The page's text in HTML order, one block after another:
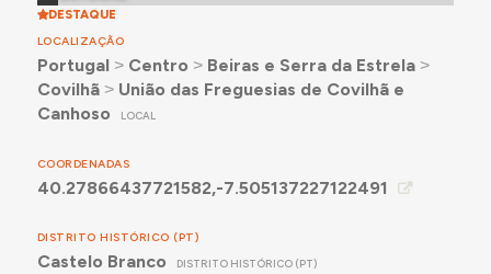
DESTAQUE
LOCALIZAÇÃO
Portugal ˃ Centro ˃ Beiras e Serra da Estrela˃
Covilhã˃ União das Freguesias de Covilhã e
Canhoso
LOCAL
COORDENADAS
40.27866437721582,-7.505137227122491
DISTRITO HISTÓRICO (PT)
Castelo Branco DISTRITO HISTÓRICO (PT)